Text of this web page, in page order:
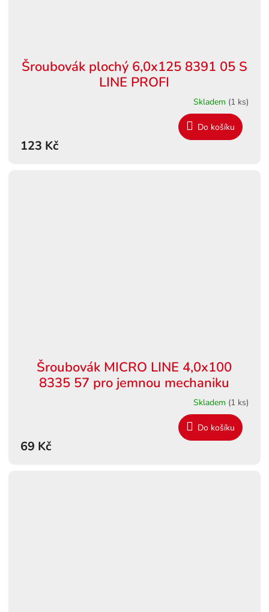
Šroubovák plochý 6,0x125 8391 05 S
LINE PROFI
Skladem (1 ks)
123 Kč
Do košíku
Šroubovák MICRO LINE 4,0x100
8335 57 pro jemnou mechaniku
Skladem (1 ks)
69 Kč
Do košíku